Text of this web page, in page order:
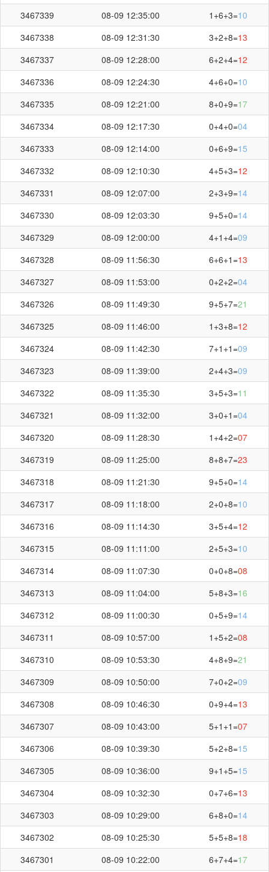
3467339
08-09 12:35:00 1+6+3=10
3467338
08-09 12:31:30 3+2+8=13
3467337
08-09 12:28:00 6+2+4=12
3467336
08-09 12:24:30 4+6+0=10
3467335
08-09 12:21:00 8+0+9=17
3467334
08-09 12:17:30 0+4+0=04
3467333
08-09 12:14:00 0+6+9=15
3467332
08-09 12:10:30 4+5+3=12
3467331
08-09 12:07:00 2+3+9=14
3467330
08-09 12:03:30 9+5+0=14
3467329
08-09 12:00:00 4+1+4=09
3467328
08-09 11:56:30 6+6+1=13
3467327
08-09 11:53:00 0+2+2=04
3467326
08-09 11:49:30 9+5+7=21
3467325
08-09 11:46:00 1+3+8=12
3467324
08-09 11:42:30 7+1+1=09
3467323
08-09 11:39:00 2+4+3=09
3467322
08-09 11:35:30 3+5+3=11
3467321
08-09 11:32:00 3+0+1=04
3467320
08-09 11:28:30 1+4+2=07
3467319
08-09 11:25:00 8+8+7=23
3467318
08-09 11:21:30 9+5+0=14
3467317
08-09 11:18:00 2+0+8=10
3467316
08-09 11:14:30 3+5+4=12
3467315
08-09 11:11:00 2+5+3=10
3467314
08-09 11:07:30 0+0+8=08
3467313
08-09 11:04:00 5+8+3=16
3467312
08-09 11:00:30 0+5+9=14
3467311
08-09 10:57:00 1+5+2=08
3467310
08-09 10:53:30 4+8+9=21
3467309
08-09 10:50:00 7+0+2=09
3467308
08-09 10:46:30 0+9+4=13
3467307
08-09 10:43:00 5+1+1=07
3467306
08-09 10:39:30 5+2+8=15
3467305
08-09 10:36:00 9+1+5=15
3467304
08-09 10:32:30 0+7+6=13
3467303
08-09 10:29:00 6+8+0=14
3467302
08-09 10:25:30 5+5+8=18
3467301
08-09 10:22:00 6+7+4=17